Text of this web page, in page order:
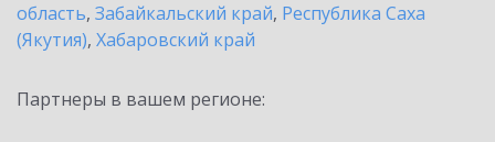
область, Забайкальский край, Республика Саха
(Якутия), Хабаровский край
Партнеры в вашем регионе: